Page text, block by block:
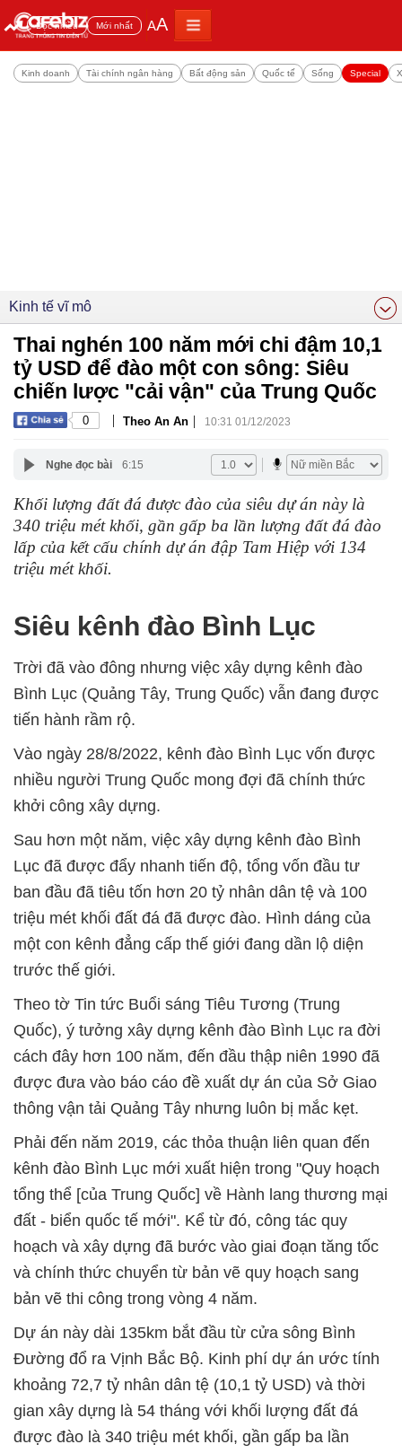
Đọc nhiều Mới nhất AA
Kinh doanh Tài chính ngân hàng Bất động sản Quốc tế Sống Special
Kinh tế vĩ mô
Thai nghén 100 năm mới chi đậm 10,1
tỷ USD để đào một con sông: Siêu
chiến lược "cải vận" của Trung Quốc
0 | Theo An An | 10:31 01/12/2023
Nghe đọc bài 6:15
Khối lượng đất đá được đào của siêu dự án này là
340 triệu mét khối, gần gấp ba lần lượng đất đá đào
lấp của kết cấu chính dự án đập Tam Hiệp với 134
triệu mét khối.
Siêu kênh đào Bình Lục
Trời đã vào đông nhưng việc xây dựng kênh đào
Bình Lục (Quảng Tây, Trung Quốc) vẫn đang được
tiến hành rầm rộ.
Vào ngày 28/8/2022, kênh đào Bình Lục vốn được
nhiều người Trung Quốc mong đợi đã chính thức
khởi công xây dựng.
Sau hơn một năm, việc xây dựng kênh đào Bình
Lục đã được đẩy nhanh tiến độ, tổng vốn đầu tư
ban đầu đã tiêu tốn hơn 20 tỷ nhân dân tệ và 100
triệu mét khối đất đá đã được đào. Hình dáng của
một con kênh đẳng cấp thế giới đang dần lộ diện
trước thế giới.
Theo tờ Tin tức Buổi sáng Tiêu Tương (Trung
Quốc), ý tưởng xây dựng kênh đào Bình Lục ra đời
cách đây hơn 100 năm, đến đầu thập niên 1990 đã
được đưa vào báo cáo đề xuất dự án của Sở Giao
thông vận tải Quảng Tây nhưng luôn bị mắc kẹt.
Phải đến năm 2019, các thỏa thuận liên quan đến
kênh đào Bình Lục mới xuất hiện trong "Quy hoạch
tổng thể [của Trung Quốc] về Hành lang thương mại
đất - biển quốc tế mới". Kể từ đó, công tác quy
hoạch và xây dựng đã bước vào giai đoạn tăng tốc
và chính thức chuyển từ bản vẽ quy hoạch sang
bản vẽ thi công trong vòng 4 năm.
Dự án này dài 135km bắt đầu từ cửa sông Bình
Đường đổ ra Vịnh Bắc Bộ. Kinh phí dự án ước tính
khoảng 72,7 tỷ nhân dân tệ (10,1 tỷ USD) và thời
gian xây dựng là 54 tháng với khối lượng đất đá
được đào là 340 triệu mét khối, gần gấp ba lần